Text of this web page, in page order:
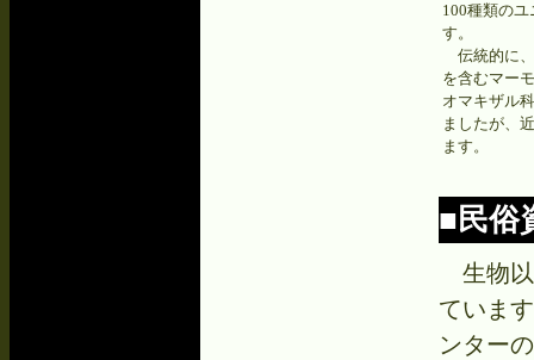
100種類の
す。
伝統的に
を含むマー
オマキザル
ましたが、
ます。
■民俗
生物以
ていま
ンター